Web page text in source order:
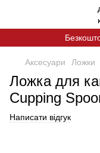
Аксесуари Ложки
Ложка для
Cupping
Написати відгук